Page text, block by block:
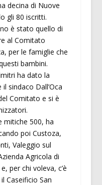
decina di Nuove
gli 80 iscritti.
è stato quello di
al Comitato
per le famiglie che
bambini.
ha dato la
sindaco Dall’Oca
Comitato e si è
mitiche 500, ha
poi Custoza,
Valeggio sul
Agricola di
per chi voleva, c’è
Caseificio San